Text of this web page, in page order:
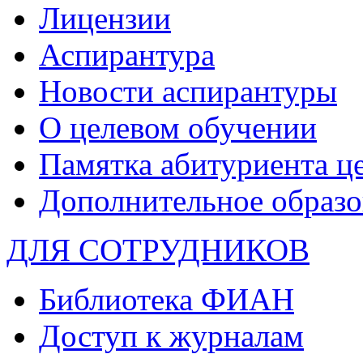
Лицензии
Аспирантура
Новости аспирантуры
О целевом обучении
Памятка абитуриента
Дополнительное
ДЛЯ СОТРУДНИКОВ
Библиотека ФИАН
Доступ к журналам